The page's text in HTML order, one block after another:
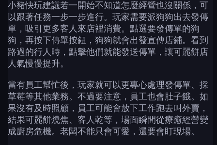
小豬快玩建議若一開始不知道怎麼經營也沒關係，可
以跟著任務一步一步進行。玩家需要派狗狗出去發傳
單，吸引更多客人來店裡消費。點選要發傳單的狗
狗，再按下傳單按鈕，狗狗就會出發宣傳店鋪。看到
路過的行人時，點擊他們就能發送傳單，讓可麗餅店
人氣慢慢提升。
當有員工幫忙後，玩家就可以更專心處理發傳單、採
草莓等其他業務。不過要注意，員工也會肚子餓。如
果沒有及時照顧，員工可能會放下工作跑去叫外賣，
結果可麗餅燒焦、客人乾等，場面瞬間從療癒經營變
成廚房危機。老闆不能只會可愛，還要會盯現場。